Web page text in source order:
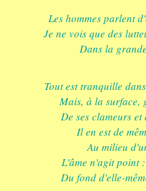
Les hommes parlent
Je ne vois que des
Dans la
Tout est tranquille
Mais, à la surface,
De ses clameurs
Il en est de
Au milieu
L'âme n'agit point
Du fond d'elle-